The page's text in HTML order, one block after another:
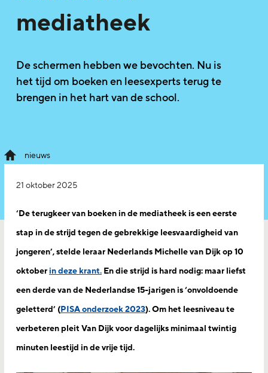
mediatheek
De schermen hebben we bevochten. Nu is
het tijd om boeken en leesexperts terug te
brengen in het hart van de school.
nieuws
21 oktober 2025
‘De terugkeer van boeken in de mediatheek is een eerste
stap in de strijd tegen de gebrekkige leesvaardigheid van
jongeren’, stelde leraar Nederlands Michelle van Dijk op 10
oktoberin deze krant. En die strijd is hard nodig: maar liefst
een derde van de Nederlandse 15-jarigen is ‘onvoldoende
geletterd’ (PISA onderzoek 2023). Om het leesniveau te
verbeteren pleit Van Dijk voor dagelijks minimaal twintig
minuten leestijd in de vrije tijd.